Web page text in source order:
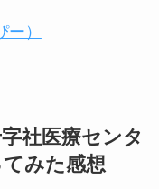
）
社医療センタ
みた感想